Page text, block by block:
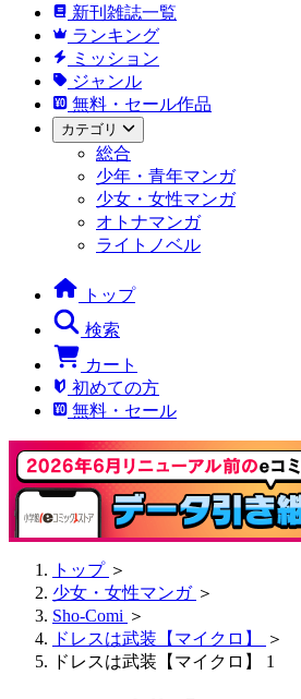
新刊雑誌一覧
ランキング
ミッション
ジャンル
無料・セール作品
カテゴリ
総合
少年・青年マンガ
少女・女性マンガ
オトナマンガ
ライトノベル
トップ
検索
カート
初めての方
無料・セール
トップ ＞
少女・女性マンガ ＞
Sho-Comi ＞
ドレスは武装【マイクロ】
＞
ドレスは武装【マイクロ】 1